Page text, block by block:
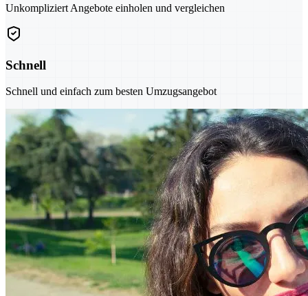
Unkompliziert Angebote einholen und vergleichen
Schnell
Schnell und einfach zum besten Umzugsangebot